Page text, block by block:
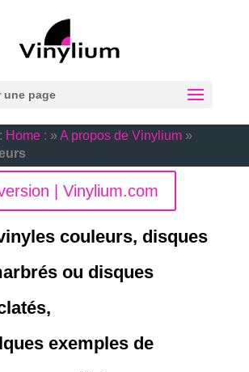
une page
Home : » A propos de Vinylium»
| Vinylium.com
couleurs, disques
ou disques
exemples de